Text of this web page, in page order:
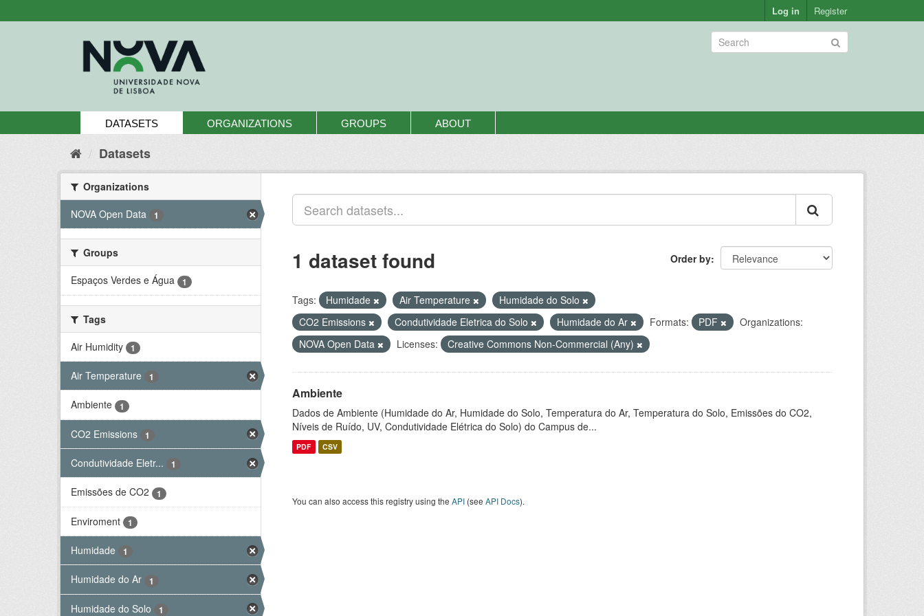
to
Log in Register
DATASETS ORGANIZATIONS GROUPS ABOUT
Datasets
Organizations
NOVA Open Data
1
Groups
Espaços Verdes e Água
1
Tags
Air Humidity
1
Air Temperature 1
Ambiente 1
CO2 Emissions 1
Condutividade Eletr... 1
Emissões de CO2 1
Enviroment 1
Humidade 1
Humidade do Ar 1
Humidade do Solo 1
Order by
1 dataset found
Tags: Humidade Air Temperature
Humidade do Solo
CO2 Emissions
Condutividade Eletrica do Solo Humidade do Ar Formats: PDF
Organizations:
NOVA Open Data
Licenses: Creative Commons Non-Commercial (Any)
Ambiente
Dados de Ambiente (Humidade do Ar, Humidade do Solo, Temperatura do Ar, Temperatura do Solo, Emissões do CO2,
Níveis de Ruído, UV, Condutividade Elétrica do Solo) do Campus de...
PDF CSV
You can also access this registry using the API (see API Docs).